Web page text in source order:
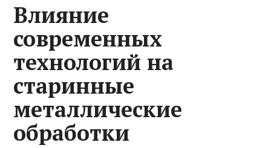
Влияние
современных
технологий на
старинные
металлические
обработки